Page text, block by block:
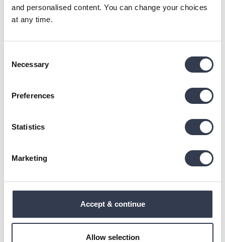
and personalised content. You can change your choices
at any time.
Selection
Necessary
Preferences
Statistics
Marketing
Accept & continue
Allow selection
Was this review helpful? Yes Report Share 8 days ago
Šiauliai, LT
Perkal-Bettbezug
perkeliu miegame visus metus.